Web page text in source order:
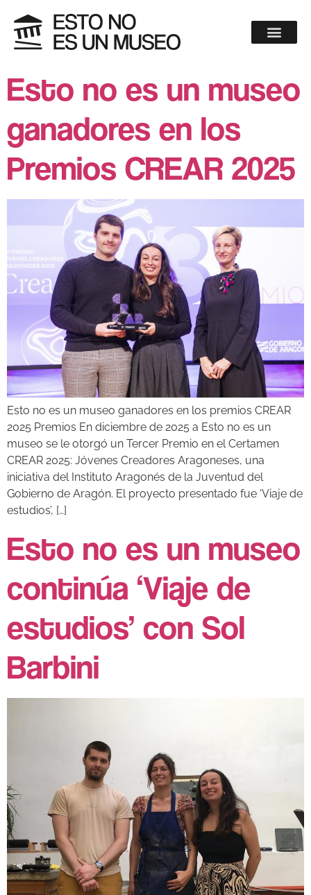
Esto no es un museo
ganadores en los
Premios CREAR 2025
Esto no es un museo ganadores en los premios CREAR
2025 Premios En diciembre de 2025 a Esto no es un
museo se le otorgó un Tercer Premio en el Certamen
CREAR 2025: Jóvenes Creadores Aragoneses, una
iniciativa del Instituto Aragonés de la Juventud del
Gobierno de Aragón. El proyecto presentado fue ‘Viaje de
estudios’, […]
Esto no es un museo
continúa ‘Viaje de
estudios’ con Sol
Barbini